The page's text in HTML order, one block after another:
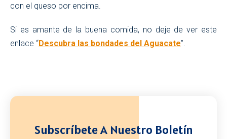
con el queso por encima.
Si es amante de la buena comida, no deje de ver este
enlace “Descubra las bondades del Aguacate”.
Subscríbete A Nuestro Boletín